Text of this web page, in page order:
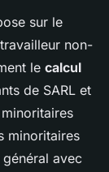
sur le
non-
le calcul
de SARL et
minoritaires
avec